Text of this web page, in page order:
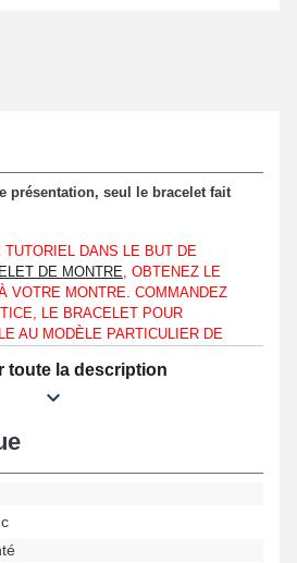
présentation, seul le bracelet fait
TUTORIEL DANS LE BUT DE
DE MONTRE, OBTENEZ LE
VOTRE MONTRE. COMMANDEZ
LE BRACELET POUR
AU MODÈLE PARTICULIER DE
SOIT DE MARQUE HAMILTON,
OLYMPIC.
montre présentant sa mesure d'entre-
il est possible d'accommoder ce
d'un bracelet défectueux
et facile à utiliser est assurée via
toute la description